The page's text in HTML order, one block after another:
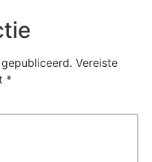
Vereiste
*